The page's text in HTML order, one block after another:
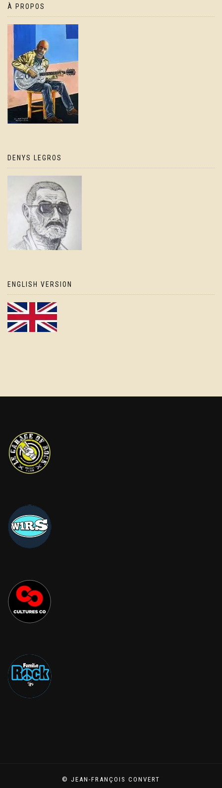
À PROPOS
DENYS LEGROS
ENGLISH VERSION
© JEAN-FRANÇOIS CONVERT